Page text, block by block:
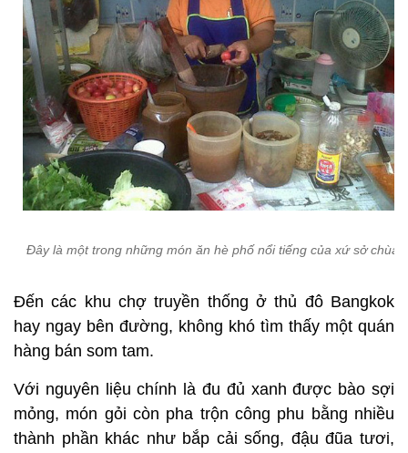
Đây là một trong những món ăn hè phố nổi tiếng của xứ sở chùa
Đến các khu chợ truyền thống ở thủ đô Bangkok
hay ngay bên đường, không khó tìm thấy một quán
hàng bán som tam.
Với nguyên liệu chính là đu đủ xanh được bào sợi
mỏng, món gỏi còn pha trộn công phu bằng nhiều
thành phần khác như bắp cải sống, đậu đũa tươi,